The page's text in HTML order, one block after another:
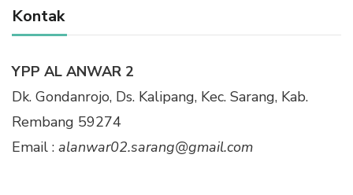
Kontak
YPP AL ANWAR 2
Dk. Gondanrojo, Ds. Kalipang, Kec. Sarang, Kab.
Rembang 59274
Email : alanwar02.sarang@gmail.com